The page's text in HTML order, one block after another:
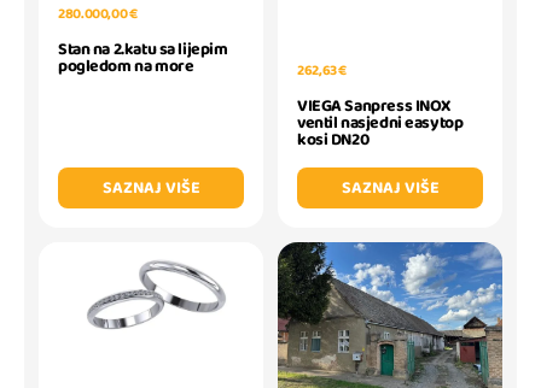
280.000,00 €
Stan na 2.katu sa lijepim
pogledom na more
SAZNAJ VIŠE
262,63 €
VIEGA Sanpress INOX
ventil nasjedni easytop
kosi DN20
SAZNAJ VIŠE